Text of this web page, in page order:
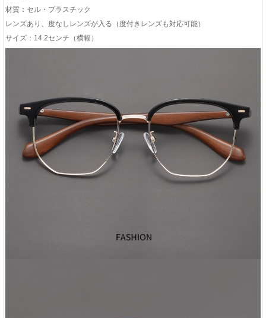
材質：セル・プラスチック
レンズあり、度なしレンズが入る（度付きレンズも対応可能）
サイズ：14.2センチ（横幅）